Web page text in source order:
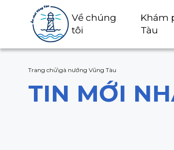
Về chúng
tôi
Khám
Tàu
Trang chủ\gà nướng Vũng Tàu
TIN MỚI